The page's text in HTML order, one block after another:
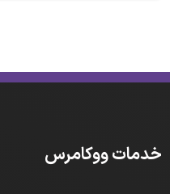
خدمات ووکامرس